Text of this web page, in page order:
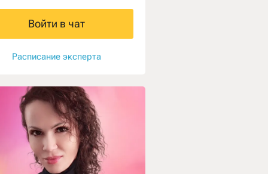
я всегда использую
источники силы
в эзотерике,
парапсихологии,
практиках,
учениях.
Войти в чат
Расписание эксперта